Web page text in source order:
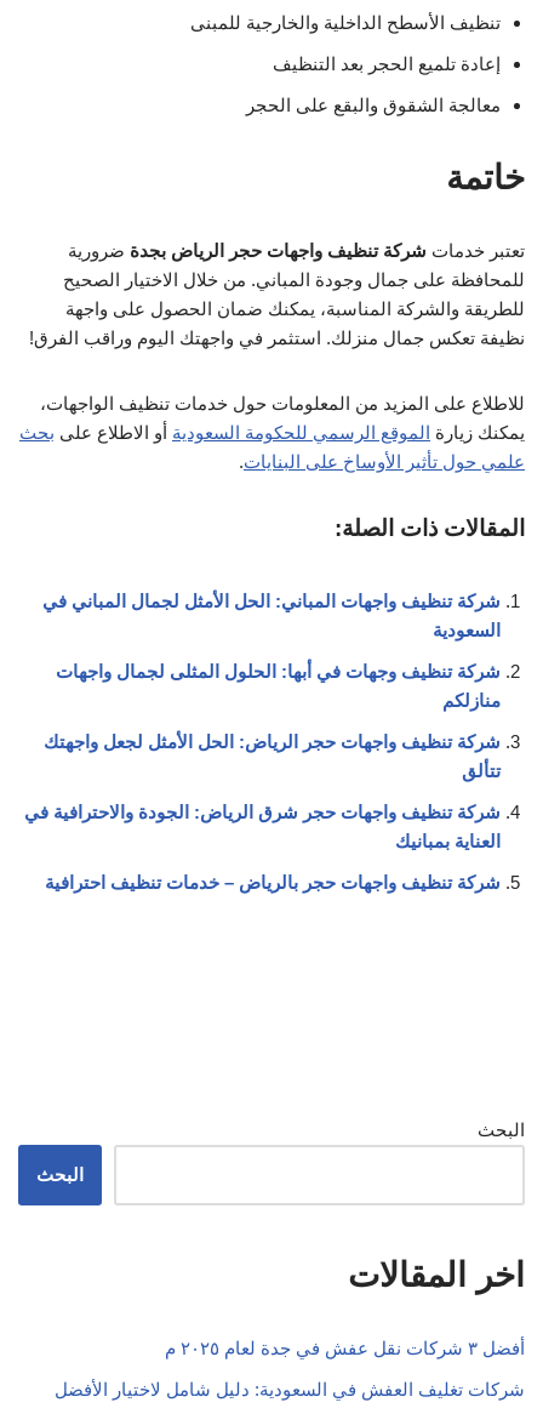
تنظيف الأسطح الداخلية والخارجية للمبنى
إعادة تلميع الحجر بعد التنظيف
معالجة الشقوق والبقع على الحجر
خاتمة
تعتبر خدمات شركة تنظيف واجهات حجر الرياض بجدة ضرورية
للمحافظة على جمال وجودة المباني. من خلال الاختيار الصحيح
للطريقة والشركة المناسبة، يمكنك ضمان الحصول على واجهة
نظيفة تعكس جمال منزلك. استثمر في واجهتك اليوم وراقب الفرق!
للاطلاع على المزيد من المعلومات حول خدمات تنظيف الواجهات،
يمكنك زيارة الموقع الرسمي للحكومة السعودية أو الاطلاع على بحث
علمي حول تأثير الأوساخ على البنايات.
المقالات ذات الصلة:
شركة تنظيف واجهات المباني: الحل الأمثل لجمال المباني في
السعودية
شركة تنظيف وجهات في أبها: الحلول المثلى لجمال واجهات
منازلكم
شركة تنظيف واجهات حجر الرياض: الحل الأمثل لجعل واجهتك
تتألق
شركة تنظيف واجهات حجر شرق الرياض: الجودة والاحترافية في
العناية بمبانيك
شركة تنظيف واجهات حجر بالرياض – خدمات تنظيف احترافية
البحث
البحث
اخر المقالات
أفضل ٣ شركات نقل عفش في جدة لعام ٢٠٢٥ م
شركات تغليف العفش في السعودية: دليل شامل لاختيار الأفضل